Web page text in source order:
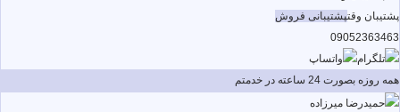
پشتیبان وقتپشتیبانی فروش
09052363463
همه روزه بصورت 24 ساعته در خدمتم